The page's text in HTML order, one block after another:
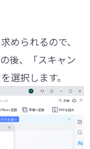
められるので、
後、「スキャン
選択します。